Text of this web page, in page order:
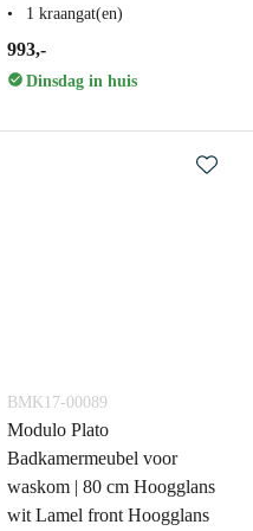
1 kraangat(en)
993,-
Dinsdag in huis
BMK17-00089
Modulo Plato
Badkamermeubel voor
waskom | 80 cm Hoogglans
wit Lamel front Hoogglans